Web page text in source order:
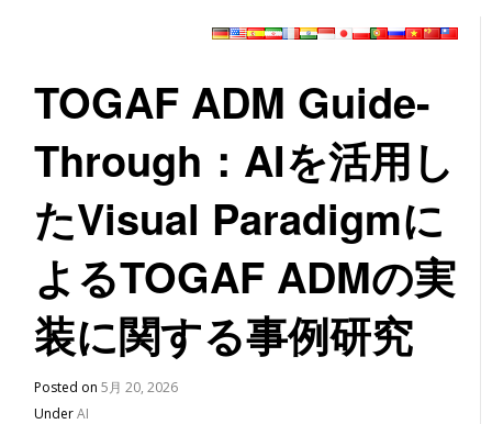
TOGAF ADM Guide-
Through：AIを活用し
たVisual Paradigmに
よるTOGAF ADMの実
装に関する事例研究
Posted on5月 20, 2026
UnderAI